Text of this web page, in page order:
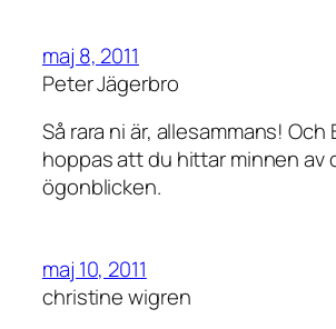
maj 8, 2011
Peter Jägerbro
Så rara ni är, allesammans! Och
hoppas att du hittar minnen av
ögonblicken.
maj 10, 2011
christine wigren